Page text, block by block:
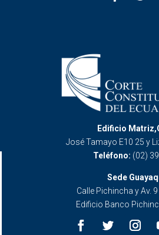
Edificio
José Tamayo E10 25 y
Teléfono: (02)
Sede
Calle Pichincha y Av.
Edificio Banco